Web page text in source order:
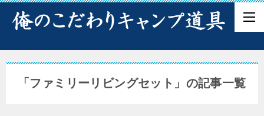
「ファミリーリビングセット」の記事一覧